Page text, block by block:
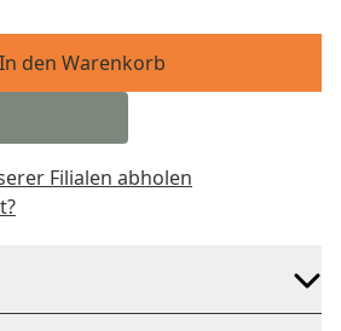
In den Warenkorb
Filialen abholen